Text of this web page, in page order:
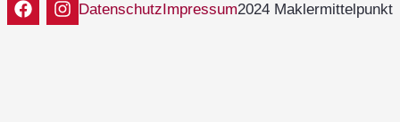
Datenschutz Impressum2024 Maklermittelpunkt